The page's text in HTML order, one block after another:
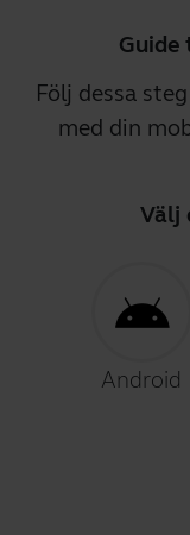
Följ dessa
med din
Välj
Android